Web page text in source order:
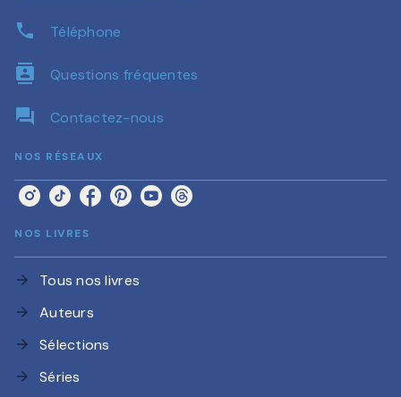
phone Téléphone
contacts Questions fréquentes
question_answer Contactez-nous
NOS RÉSEAUX
NOS LIVRES
arrow_forward Tous nos livres
arrow_forward Auteurs
arrow_forward Sélections
arrow_forward Séries